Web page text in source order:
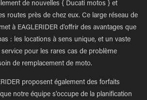
de nouvelles { Ducati motos } et
routes près de chez eux. Ce large réseau de
à EAGLERIDER d'offrir des avantages que
: les locations à sens unique, et un vaste
pour les rares cas de problème
de remplacement de moto.
proposent également des forfaits
notre équipe s'occupe de la planification